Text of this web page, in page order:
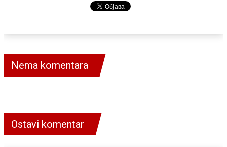
Nema komentara
Ostavi komentar